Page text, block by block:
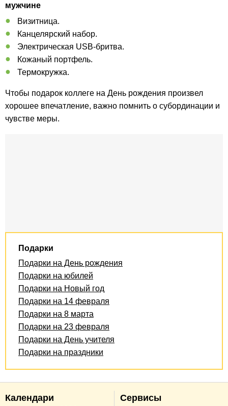
мужчине
Визитница.
Канцелярский набор.
Электрическая USB-бритва.
Кожаный портфель.
Термокружка.
Чтобы подарок коллеге на День рождения произвел
хорошее впечатление, важно помнить о субординации и
чувстве меры.
Подарки
Подарки на День рождения
Подарки на юбилей
Подарки на Новый год
Подарки на 14 февраля
Подарки на 8 марта
Подарки на 23 февраля
Подарки на День учителя
Подарки на праздники
Календари Сервисы